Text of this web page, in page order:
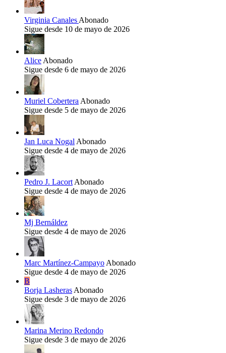
Virginia Canales Abonado
Sigue desde 10 de mayo de 2026
Alice Abonado
Sigue desde 6 de mayo de 2026
Muriel Cobertera Abonado
Sigue desde 5 de mayo de 2026
Jan Luca Nogal Abonado
Sigue desde 4 de mayo de 2026
Pedro J. Lacort Abonado
Sigue desde 4 de mayo de 2026
Mj Bernáldez
Sigue desde 4 de mayo de 2026
Marc Martínez-Campayo Abonado
Sigue desde 4 de mayo de 2026
B
Borja Lasheras Abonado
Sigue desde 3 de mayo de 2026
Marina Merino Redondo
Sigue desde 3 de mayo de 2026